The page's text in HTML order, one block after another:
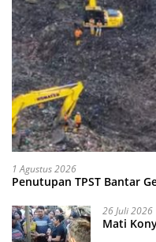
1 Agustus 2026
Penutupan TPST Bantar
26 Juli 2026
Mati